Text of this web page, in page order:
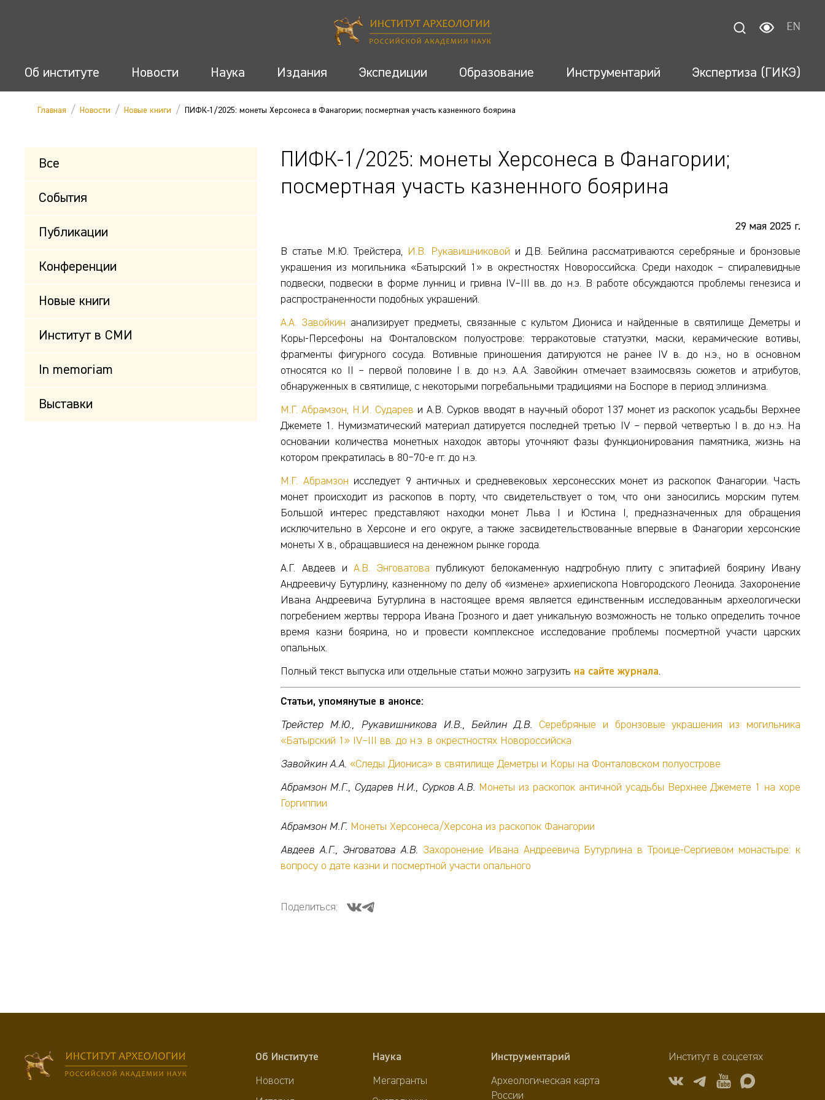
EN
Об институте Новости Наука Издания Экспедиции Образование Инструментарий Экспертиза (ГИКЭ)
Главная / Новости / Новые книги / ПИФК-1/2025: монеты Херсонеса в Фанагории; посмертная участь казненного боярина
Все
События
Публикации
Конференции
Новые книги
Институт в СМИ
In memoriam
Выставки
ПИФК-1/2025: монеты Херсонеса в Фанагории;
посмертная участь казненного боярина
29 мая 2025 г.
В статье М.Ю. Трейстера, И.В. Рукавишниковой и Д.В. Бейлина рассматриваются серебряные и бронзовые
украшения из могильника «Батырский 1» в окрестностях Новороссийска. Среди находок – спиралевидные
подвески, подвески в форме лунниц и гривна IV–III вв. до н.э. В работе обсуждаются проблемы генезиса и
распространенности подобных украшений.
А.А. Завойкин анализирует предметы, связанные с культом Диониса и найденные в святилище Деметры и
Коры-Персефоны на Фонталовском полуострове: терракотовые статуэтки, маски, керамические вотивы,
фрагменты фигурного сосуда. Вотивные приношения датируются не ранее IV в. до н.э., но в основном
относятся ко II – первой половине I в. до н.э. А.А. Завойкин отмечает взаимосвязь сюжетов и атрибутов,
обнаруженных в святилище, с некоторыми погребальными традициями на Боспоре в период эллинизма.
М.Г. Абрамзон, Н.И. Сударев и А.В. Сурков вводят в научный оборот 137 монет из раскопок усадьбы Верхнее
Джемете 1. Нумизматический материал датируется последней третью IV – первой четвертью I в. до н.э. На
основании количества монетных находок авторы уточняют фазы функционирования памятника, жизнь на
котором прекратилась в 80‒70-е гг. до н.э.
М.Г. Абрамзон исследует 9 античных и средневековых херсонесских монет из раскопок Фанагории. Часть
монет происходит из раскопов в порту, что свидетельствует о том, что они заносились морским путем.
Большой интерес представляют находки монет Льва I и Юстина I, предназначенных для обращения
исключительно в Херсоне и его округе, а также засвидетельствованные впервые в Фанагории херсонские
монеты Х в., обращавшиеся на денежном рынке города.
А.Г. Авдеев иА.В. Энговатова публикуют белокаменную надгробную плиту с эпитафией боярину Ивану
Андреевичу Бутурлину, казненному по делу об «измене» архиепископа Новгородского Леонида. Захоронение
Ивана Андреевича Бутурлина в настоящее время является единственным исследованным археологически
погребением жертвы террора Ивана Грозного и дает уникальную возможность не только определить точное
время казни боярина, но и провести комплексное исследование проблемы посмертной участи царских
опальных.
Полный текст выпуска или отдельные статьи можно загрузить на сайте журнала.
Статьи, упомянутые в анонсе:
Трейстер М.Ю., Рукавишникова И.В., Бейлин Д.В.
Серебряные и бронзовые украшения из могильника
«Батырский 1» IV–III вв. до н.э. в окрестностях Новороссийска
Завойкин А.А. «Следы Диониса» в святилище Деметры и Коры на Фонталовском полуострове
Абрамзон М.Г., Сударев Н.И., Сурков А.В. Монеты из раскопок античной усадьбы Верхнее Джемете 1 на хоре
Горгиппии
Абрамзон М.Г. Монеты Херсонеса/Херсона из раскопок Фанагории
Авдеев А.Г., Энговатова А.В. Захоронение Ивана Андреевича Бутурлина в Троице-Сергиевом монастыре: к
вопросу о дате казни и посмертной участи опального
Поделиться:
Об Институте
Новости
Наука
Мегагранты
Инструментарий
Археологическая карта
России
Институт в соцсетях